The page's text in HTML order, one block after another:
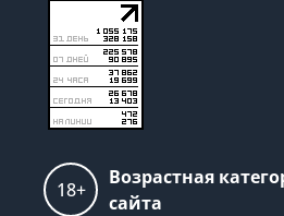
18+
Возрастная
сайта